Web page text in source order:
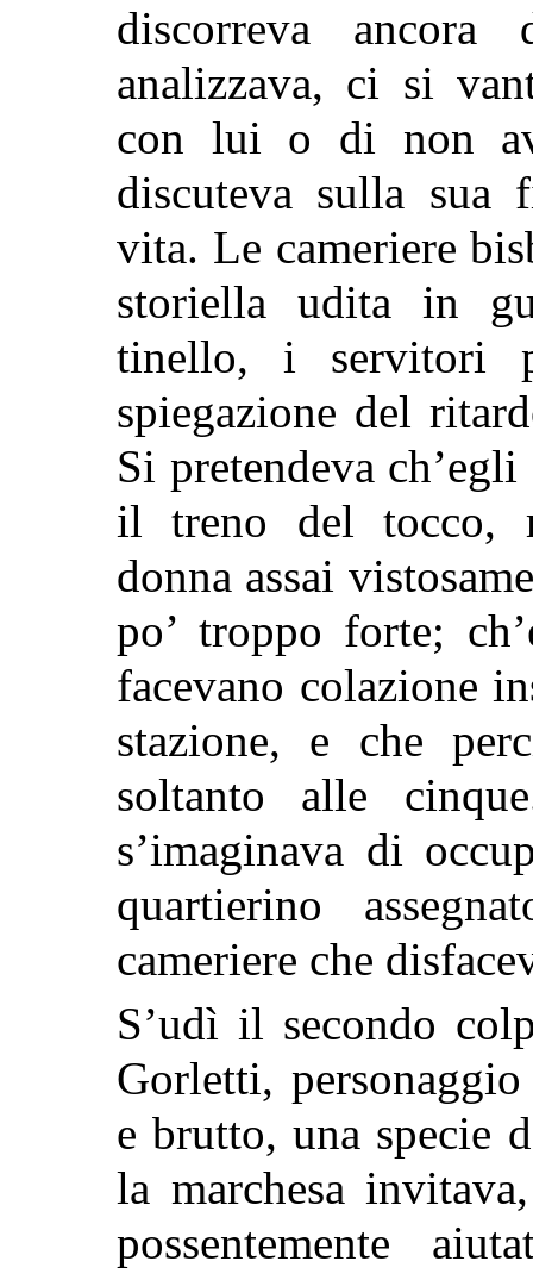
discorreva
analizzava, ci si
con lui o di non
discuteva sulla sua
vita. Le cameriere
storiella udita in
tinello, i servitori
spiegazione del
Si pretendeva
il treno del tocco,
donna assai
po’ troppo forte;
facevano colazione
stazione, e che
soltanto alle
s’imaginava di
quartierino
cameriere che
S’udì il secondo
Gorletti,
e brutto, una specie
la marchesa
possentemente